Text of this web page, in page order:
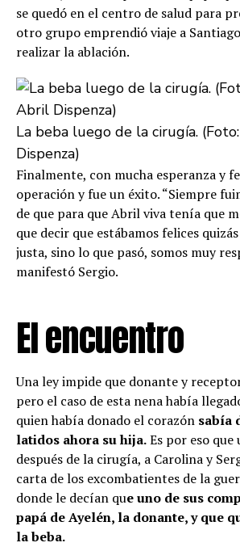
se quedó en el centro de salud para
otro grupo emprendió viaje a
realizar la ablación.
La beba luego de la cirugía.
Dispenza)
Finalmente, con mucha esperanza y
operación y fue un éxito. “Siempre
de que para que Abril viva tenía que
que decir que estábamos felices
justa, sino lo que pasó, somos muy
manifestó Sergio.
El encuentro
Una ley impide que donante y
pero el caso de esta nena había
quien había donado el corazón sabía
latidos ahora su hija.Es por eso que
después de la cirugía, a Carolina y
carta de los excombatientes de la
donde le decían que uno de sus
papá de Ayelén, la donante, y que
la beba.